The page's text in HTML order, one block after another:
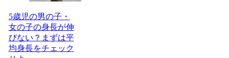
5歳児の男の子・
女の子の身長が伸
びない？まずは平
均身長をチェック